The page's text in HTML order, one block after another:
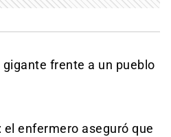
gigante frente a un pueblo
el enfermero aseguró que